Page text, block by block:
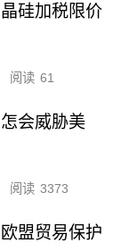
硅加税限价
阅读 61
会威胁美
阅读 3373
盟贸易保护